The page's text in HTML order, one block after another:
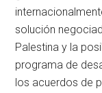
solución
Palestina y la
programa de
los acuerdos de